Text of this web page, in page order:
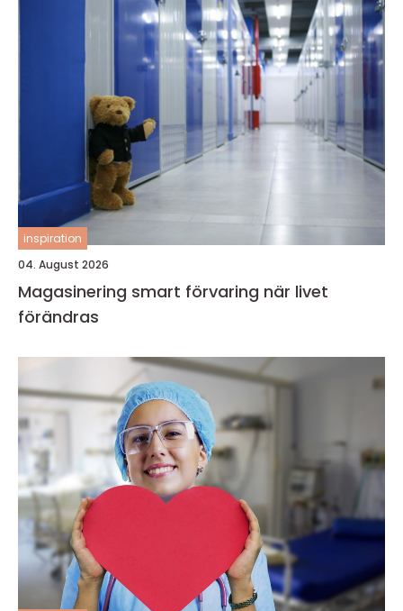
inspiration
04. August 2026
Magasinering smart förvaring när livet
förändras